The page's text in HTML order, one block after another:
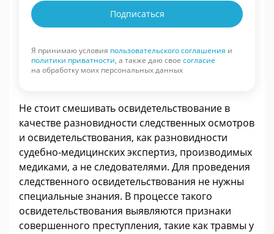
Подписаться
Я принимаю условия пользовательского соглашения и
политики приватности, а также даю свое согласие
на обработку моих персональных данных
Не стоит смешивать освидетельствование в
качестве разновидности следственных осмотров
и освидетельствования, как разновидности
судебно-медицинских экспертиз, производимых
медиками, а не следователями. Для проведения
следственного освидетельствования не нужны
специальные знания. В процессе такого
освидетельствования выявляются признаки
совершенного преступления, такие как травмы у